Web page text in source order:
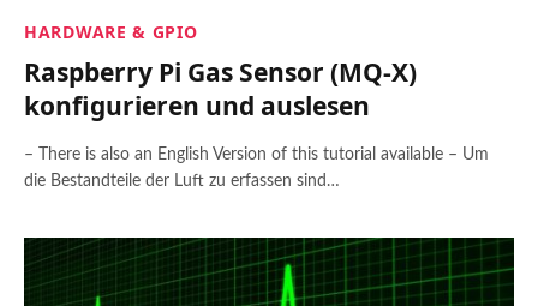
HARDWARE & GPIO
Raspberry Pi Gas Sensor (MQ-X)
konfigurieren und auslesen
– There is also an English Version of this tutorial available – Um
die Bestandteile der Luft zu erfassen sind…